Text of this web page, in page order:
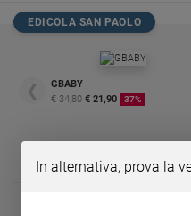
Papa
Chiesa
spiritualità
EDICOLA SAN PAOLO
❮
GBABY
€ 34,80 € 21,90 37%
In alternativa, prova la